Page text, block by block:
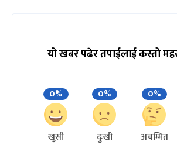
यो खबर पढेर तपाईलाई कस्तो
0%
खुसी
0%
दुःखी
0%
अचम्मित